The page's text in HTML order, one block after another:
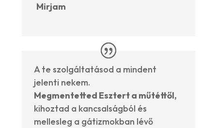
Mirjam
A te szolgáltatásod a mindent
jelenti nekem.
Megmentetted Esztert a műtéttől,
kihoztad a kancsalságból és
mellesleg a gátizmokban lévő